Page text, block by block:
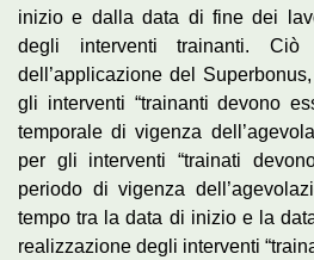
inizio e dalla data di fine dei
degli interventi trainanti.
dell’applicazione del
gli interventi “trainanti devono
temporale di vigenza
per gli interventi “trainati
periodo di vigenza
tempo tra la data di inizio e la
realizzazione degli interventi